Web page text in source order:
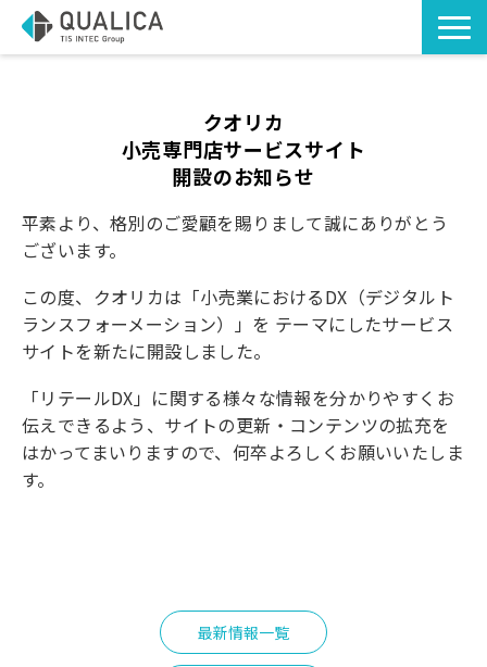
お役立ち資料
コラム
クオリカ
小売専門店サービスサイト
開設のお知らせ
平素より、格別のご愛顧を賜りまして誠にありがとう
ございます。
この度、クオリカは「小売業におけるDX（デジタルト
ランスフォーメーション）」を テーマにしたサービス
サイトを新たに開設しました。
「リテールDX」に関する様々な情報を分かりやすくお
伝えできるよう、サイトの更新・コンテンツの拡充を
はかってまいりますので、何卒よろしくお願いいたしま
す。
最新情報一覧